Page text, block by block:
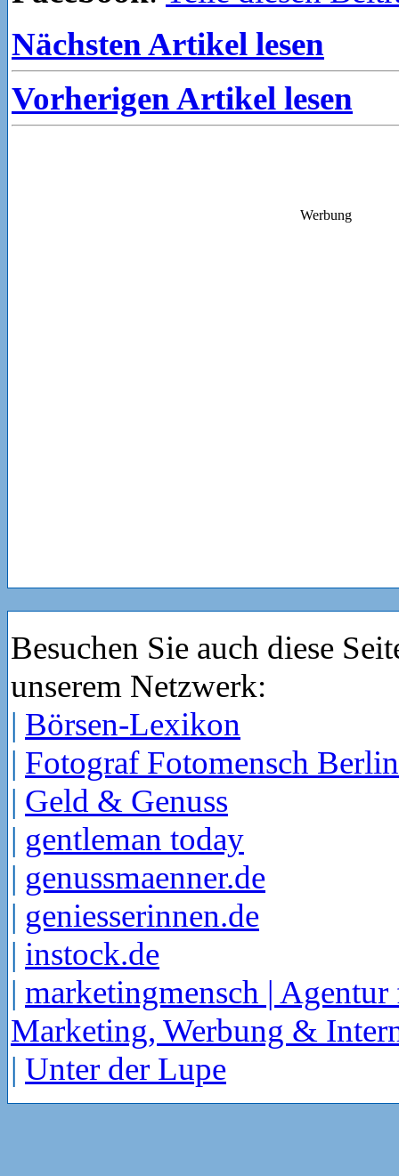
Nächsten Artikel lesen
Vorherigen Artikel lesen
Werbung
Besuchen Sie auch diese
unserem Netzwerk:
| Börsen-Lexikon
| Fotograf Fotomensch Berlin
| Geld & Genuss
| gentleman today
| genussmaenner.de
| geniesserinnen.de
| instock.de
| marketingmensch | Agentur
Marketing, Werbung &
| Unter der Lupe